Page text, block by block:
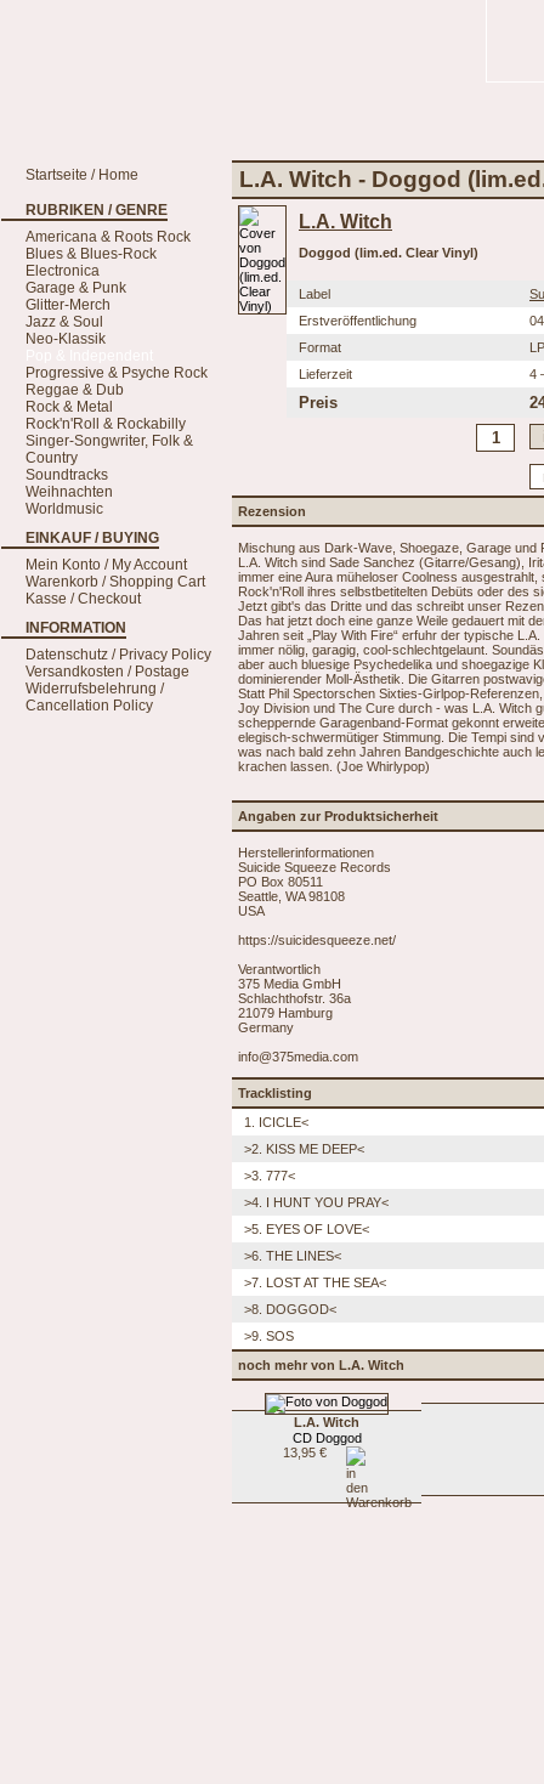
Startseite / Home
RUBRIKEN / GENRE
Americana & Roots Rock
Blues & Blues-Rock
Electronica
Garage & Punk
Glitter-Merch
Jazz & Soul
Neo-Klassik
Progressive & Psyche Rock
Reggae & Dub
Rock & Metal
Rock'n'Roll & Rockabilly
Singer-Songwriter, Folk &
Country
Soundtracks
Weihnachten
Worldmusic
EINKAUF / BUYING
Mein Konto / My Account
Warenkorb / Shopping Cart
Kasse / Checkout
INFORMATION
Datenschutz / Privacy Policy
Versandkosten / Postage
Widerrufsbelehrung /
Cancellation Policy
L.A. Witch - Doggod
L.A. Witch
Doggod (lim.ed. Clear Vinyl)
Label
Erstveröffentlichung
Format
LP
Lieferzeit
4
Preis
Rezension
Mischung aus Dark-Wave, Shoegaze, Garage
L.A. Witch sind Sade Sanchez (Gitarre/Gesang),
immer eine Aura müheloser Coolness
Rock'n'Roll ihres selbstbetitelten Debüts oder des
Jetzt gibt's das Dritte und das schreibt unser
Das hat jetzt doch eine ganze Weile gedauert mit
Jahren seit „Play With Fire“ erfuhr der typische
immer nölig, garagig, cool-schlechtgelaunt.
aber auch bluesige Psychedelika und shoegazige
dominierender Moll-Ästhetik. Die Gitarren
Statt Phil Spectorschen Sixties-Girlpop-
Joy Division und The Cure durch - was L.A. Witch
scheppernde Garagenband-Format gekonnt
elegisch-schwermütiger Stimmung. Die Tempi
was nach bald zehn Jahren Bandgeschichte auch
krachen lassen. (Joe Whirlypop)
Angaben zur Produktsicherheit
Herstellerinformationen
Suicide Squeeze Records
PO Box 80511
Seattle, WA 98108
USA
https://suicidesqueeze.net/
Verantwortlich
375 Media GmbH
Schlachthofstr. 36a
21079 Hamburg
Germany
info@375media.com
Tracklisting
1. ICICLE<
>2. KISS ME DEEP<
>3. 777<
>4. I HUNT YOU PRAY<
>5. EYES OF LOVE<
>6. THE LINES<
>7. LOST AT THE SEA<
>8. DOGGOD<
>9. SOS
noch mehr von L.A. Witch
L.A. Witch
CD Doggod
13,95 €